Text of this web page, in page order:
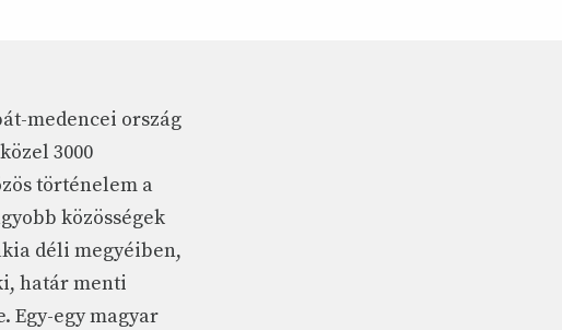
medencei ország
3000
történelem a
közösségek
déli megyéiben,
határ menti
Egy-egy magyar